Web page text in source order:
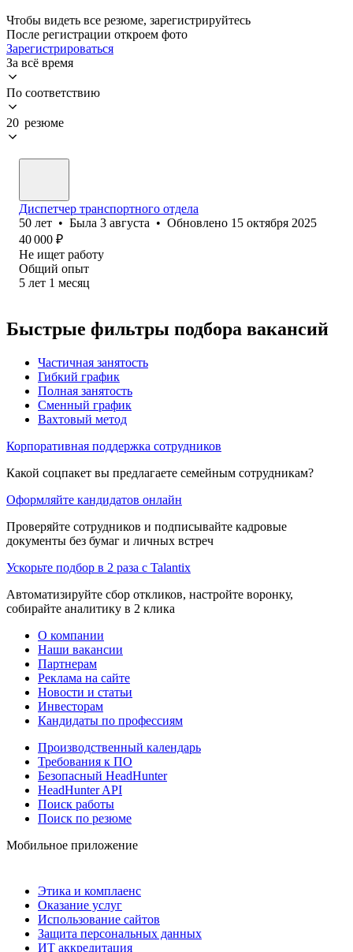
Чтобы видеть все резюме, зарегистрируйтесь
После регистрации откроем фото
Зарегистрироваться
За всё время
По соответствию
20 резюме
Диспетчер транспортного отдела
50 лет • Была 3 августа • Обновлено 15 октября 2025
40 000 ₽
Не ищет работу
Общий опыт
5 лет 1 месяц
Быстрые фильтры подбора вакансий
Частичная занятость
Гибкий график
Полная занятость
Сменный график
Вахтовый метод
Корпоративная поддержка сотрудников
Какой соцпакет вы предлагаете семейным сотрудникам?
Оформляйте кандидатов онлайн
Проверяйте сотрудников и подписывайте кадровые
документы без бумаг и личных встреч
Ускорьте подбор в 2 раза с Talantix
Автоматизируйте сбор откликов, настройте воронку,
собирайте аналитику в 2 клика
О компании
Наши вакансии
Партнерам
Реклама на сайте
Новости и статьи
Инвесторам
Кандидаты по профессиям
Производственный календарь
Требования к ПО
Безопасный HeadHunter
HeadHunter API
Поиск работы
Поиск по резюме
Мобильное приложение
Этика и комплаенс
Оказание услуг
Использование сайтов
Защита персональных данных
ИТ аккредитация